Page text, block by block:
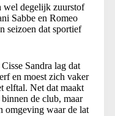
wel degelijk zuurstof
Sabbe en Romeo
seizoen dat sportief
Sandra lag dat
en moest zich vaker
elftal. Net dat maakt
de club, maar
omgeving waar de lat